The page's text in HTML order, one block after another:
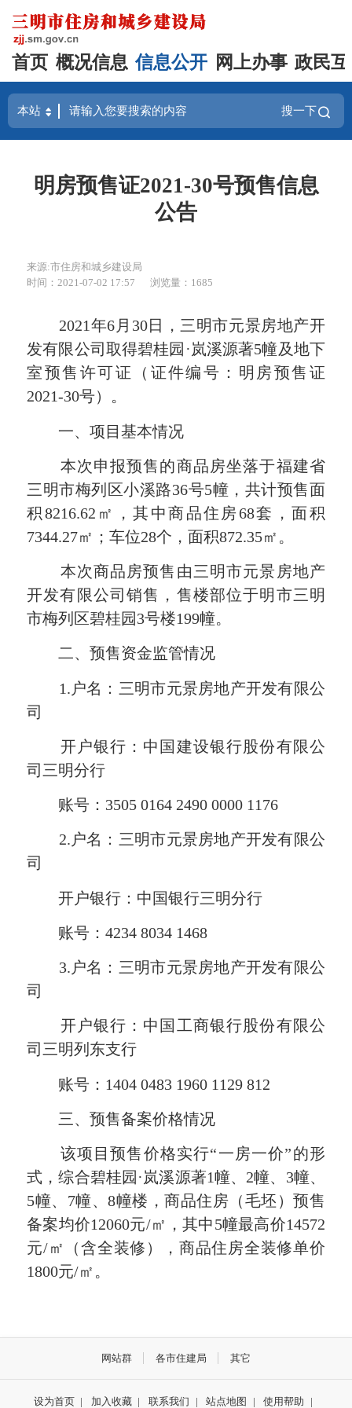
首页 概况信息 信息公开 网上办事 政民
搜一下
明房预售证2021-30号预售信息
公告
来源:市住房和城乡建设局
时间：2021-07-02 17:57
浏览量：1685
2021年6月30日，三明市元景房地产开
发有限公司取得碧桂园·岚溪源著5幢及地下
室预售许可证（证件编号：明房预售证
2021-30号）。
一、项目基本情况
本次申报预售的商品房坐落于福建省
三明市梅列区小溪路36号5幢，共计预售面
积8216.62㎡，其中商品住房68套，面积
7344.27㎡；车位28个，面积872.35㎡。
本次商品房预售由三明市元景房地产
开发有限公司销售，售楼部位于明市三明
市梅列区碧桂园3号楼199幢。
二、预售资金监管情况
1.户名：三明市元景房地产开发有限公
司
开户银行：中国建设银行股份有限公
司三明分行
账号：3505 0164 2490 0000 1176
2.户名：三明市元景房地产开发有限公
司
开户银行：中国银行三明分行
账号：4234 8034 1468
3.户名：三明市元景房地产开发有限公
司
开户银行：中国工商银行股份有限公
司三明列东支行
账号：1404 0483 1960 1129 812
三、预售备案价格情况
该项目预售价格实行“一房一价”的形
式，综合碧桂园·岚溪源著1幢、2幢、3幢、
5幢、7幢、8幢楼，商品住房（毛坯）预售
备案均价12060元/㎡，其中5幢最高价14572
元/㎡（含全装修），商品住房全装修单价
1800元/㎡。
网站群 各市住建局 其它
设为首页 | 加入收藏 | 联系我们 | 站点地图 | 使用帮助 |